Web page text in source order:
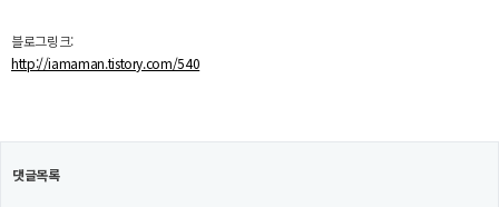
블로그링크:
http://iamaman.tistory.com/540
댓글목록